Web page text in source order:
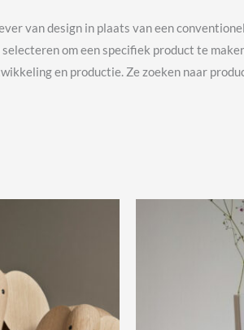
van design in plaats van een
om een ​​specifiek product te
en productie. Ze zoeken naar